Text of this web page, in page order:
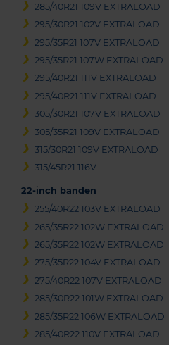
285/40R21 109V EXTRALOAD
295/30R21 102V EXTRALOAD
295/35R21 107V EXTRALOAD
295/35R21 107W EXTRALOAD
295/40R21 111V EXTRALOAD
295/40R21 111V EXTRALOAD
305/30R21 107V EXTRALOAD
305/35R21 109V EXTRALOAD
315/30R21 109V EXTRALOAD
315/45R21 116V
22-inch banden
255/40R22 103V EXTRALOAD
265/35R22 102W EXTRALOAD
265/35R22 102W EXTRALOAD
275/35R22 104V EXTRALOAD
275/40R22 107V EXTRALOAD
285/30R22 101W EXTRALOAD
285/35R22 106W EXTRALOAD
285/40R22 110V EXTRALOAD